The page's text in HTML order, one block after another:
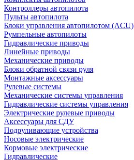
Контроллеры автопилота
Пульты автопилота
Блоки управления автопилотом (ACU)
Румпельные автопилоты
Гидравлические приводы
Линейные приводы
Механические приводы
Блоки обратной связи руля
Монтажные аксессуары
Рулевые системы
Механические системы управления
Гидравлические системы управления
Электрические рулевые приводы
Аксессуары для СДУ
Подруливающие устройства
Носовые электрические
Кормовые электрические
Гидравлические